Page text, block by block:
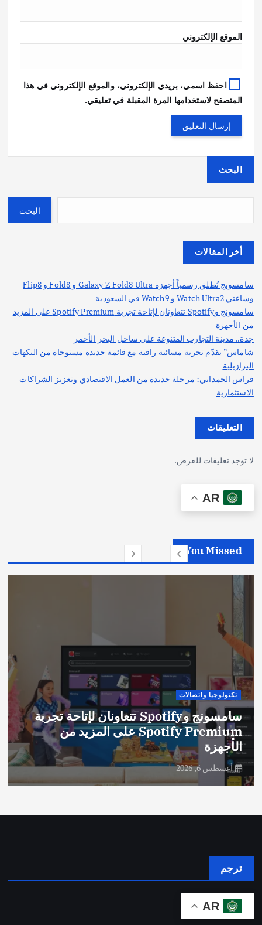
الموقع الإلكتروني
احفظ اسمي، بريدي الإلكتروني، والموقع الإلكتروني في هذا
المتصفح لاستخدامها المرة المقبلة في تعليقي.
البحث
البحث
أخر المقالات
سامسونج تُطلق رسمياً أجهزة Galaxy Z Fold8 Ultra و Fold8 و Flip8
وساعتي Watch Ultra2 و Watch9 في السعودية
سامسونج وSpotify تتعاونان لإتاحة تجربة Spotify Premium على المزيد
من الأجهزة
جدة.. مدينة التجارب المتنوعة على ساحل البحر الأحمر
شاماس” يقدّم تجربة مسائية راقية مع قائمة جديدة مستوحاة من النكهات
البرازيلية
فراس الحمداني: مرحلة جديدة من العمل الاقتصادي وتعزيز الشراكات
الاستثمارية
التعليقات
لا توجد تعليقات للعرض.
AR
You Missed
تكنولوجيا واتصالات
سامسونج وSpotify تتعاونان لإتاحة تجربة
Spotify Premium على المزيد من
الأجهزة
أغسطس 6, 2026
ترجم
AR